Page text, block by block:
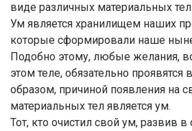
виде различных материальных тел.
Ум является хранилищем наших
которые сформировали наше
Подобно этому, любые желания,
этом теле, обязательно
образом, причиной появления на
материальных тел является ум.
Тот, кто очистил свой ум, развив в